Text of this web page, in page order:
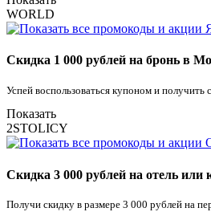
WORLD
Скидка 1 000 рублей на бронь в
Успей воспользоваться купоном и
Показать
2STOLICY
Скидка 3 000 рублей на отель или
Получи скидку в размере 3 000 рублей на